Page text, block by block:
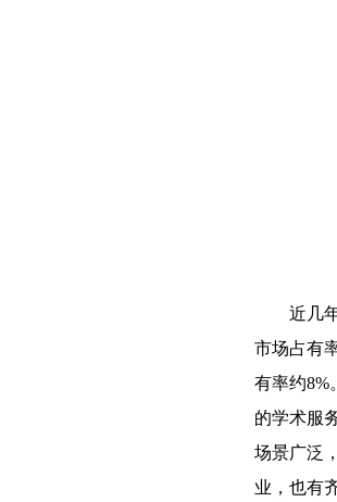
近几
市场占有
有率约8%
的学术服
场景广泛
业，也有